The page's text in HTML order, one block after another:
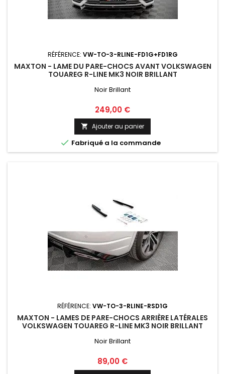
RÉFÉRENCE: VW-TO-3-RLINE-FD1G+FD1RG
MAXTON - LAME DU PARE-CHOCS AVANT VOLKSWAGEN
TOUAREG R-LINE MK3 NOIR BRILLANT
Noir Brillant
Prix
249,00 €
 Ajouter au panier
 Fabriqué a la commande
RÉFÉRENCE: VW-TO-3-RLINE-RSD1G
MAXTON - LAMES DE PARE-CHOCS ARRIÈRE LATÉRALES
VOLKSWAGEN TOUAREG R-LINE MK3 NOIR BRILLANT
Noir Brillant
Prix
89,00 €